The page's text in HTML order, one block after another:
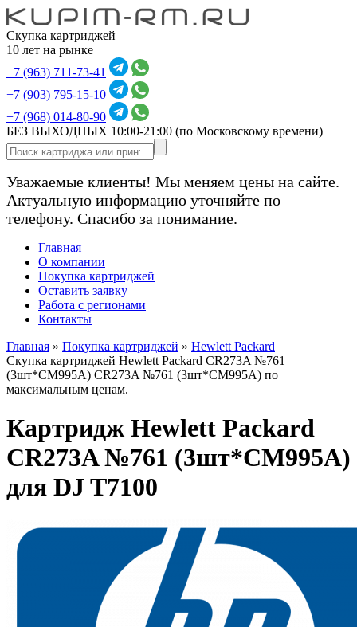
Скупка картриджей
10 лет на рынке
+7 (963) 711-73-41
+7 (903) 795-15-10
+7 (968) 014-80-90
БЕЗ ВЫХОДНЫХ 10:00-21:00 (по Московскому времени)
Уважаемые клиенты! Мы меняем цены на сайте.
Актуальную информацию уточняйте по
телефону. Спасибо за понимание.
Главная
О компании
Покупка картриджей
Оставить заявку
Работа с регионами
Контакты
Главная » Покупка картриджей » Hewlett Packard
Скупка картриджей Hewlett Packard CR273A №761
(3шт*CM995A) CR273A №761 (3шт*CM995A) по
максимальным ценам.
Картридж Hewlett Packard
CR273A №761 (3шт*CM995A)
для DJ T7100